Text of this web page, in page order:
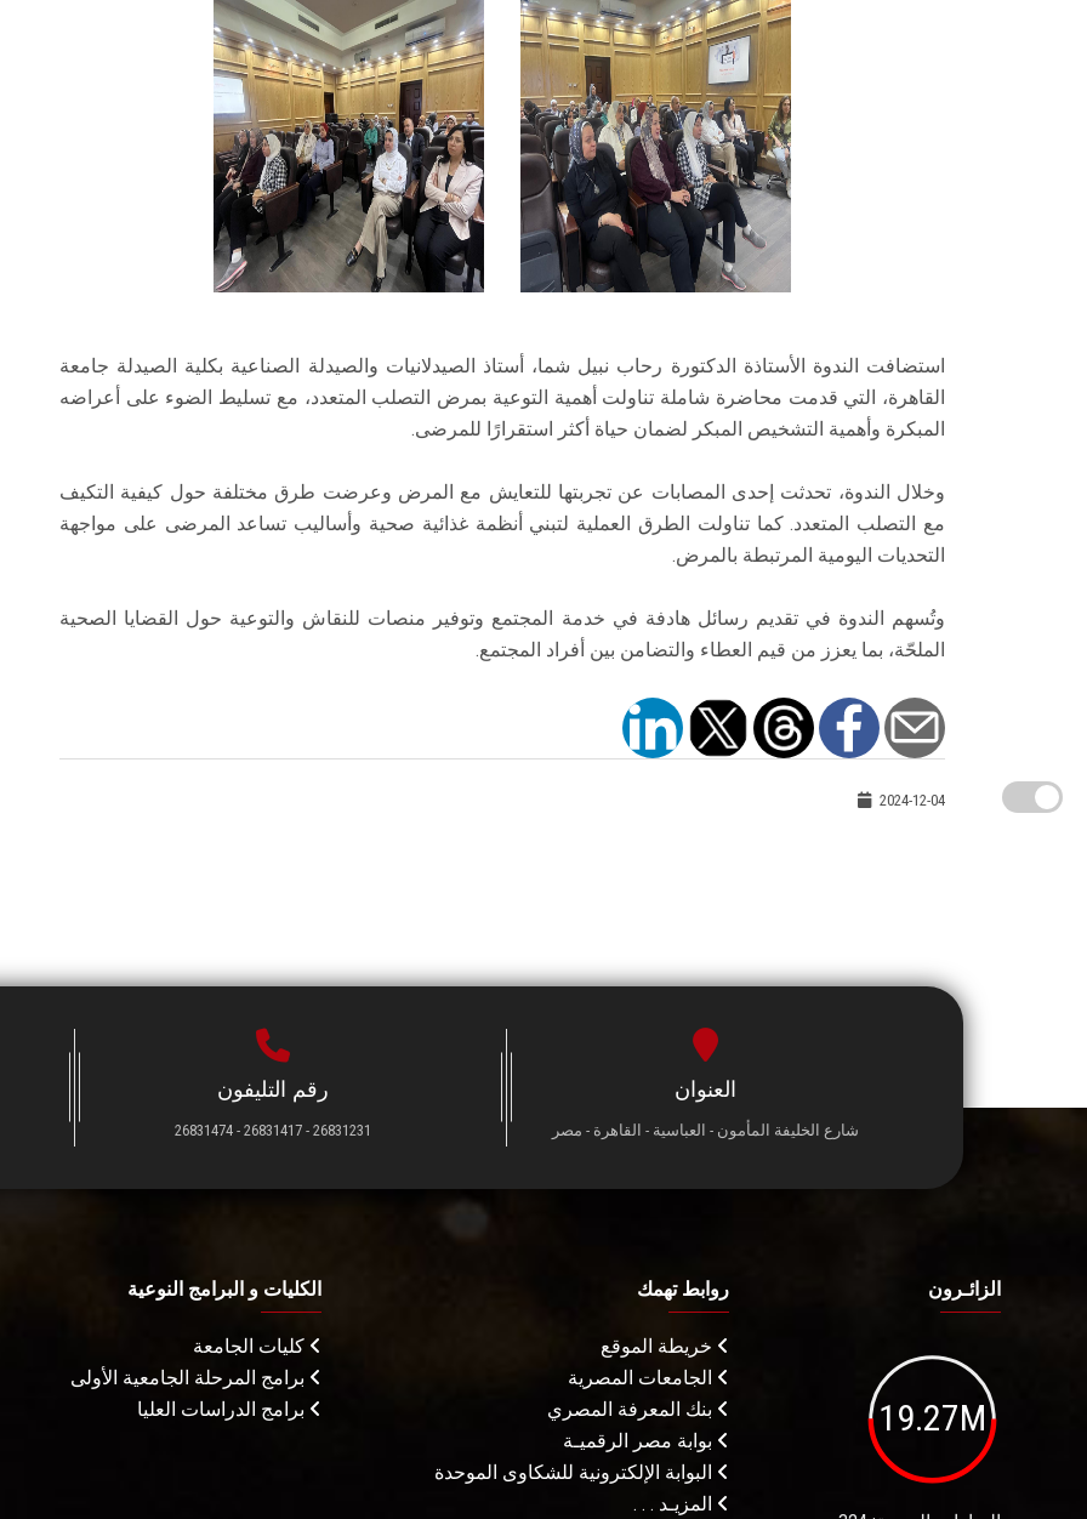
استضافت الندوة الأستاذة الدكتورة رحاب نبيل شما، أستاذ الصيدلانيات والصيدلة الصناعية بكلية الصيدلة جامعة
القاهرة، التي قدمت محاضرة شاملة تناولت أهمية التوعية بمرض التصلب المتعدد، مع تسليط الضوء على أعراضه
المبكرة وأهمية التشخيص المبكر لضمان حياة أكثر استقرارًا للمرضى.
وخلال الندوة، تحدثت إحدى المصابات عن تجربتها للتعايش مع المرض وعرضت طرق مختلفة حول كيفية التكيف
مع التصلب المتعدد. كما تناولت الطرق العملية لتبني أنظمة غذائية صحية وأساليب تساعد المرضى على مواجهة
التحديات اليومية المرتبطة بالمرض.
وتُسهم الندوة في تقديم رسائل هادفة في خدمة المجتمع وتوفير منصات للنقاش والتوعية حول القضايا الصحية
الملحّة، بما يعزز من قيم العطاء والتضامن بين أفراد المجتمع.
2024-12-04
العنوان
شارع الخليفة المأمون - العباسية - القاهرة - مصر
رقم التليفون
26831231 - 26831417 - 26831474
الزائـرون
19.27M
روابط تهمك
خريطة الموقع
الجامعات المصرية
بنك المعرفة المصري
بوابة مصر الرقميـة
البوابة الإلكترونية للشكاوى الموحدة
المزيـد . . .
الكليات و البرامج النوعية
كليات الجامعة
برامج المرحلة الجامعية الأولى
برامج الدراسات العليا